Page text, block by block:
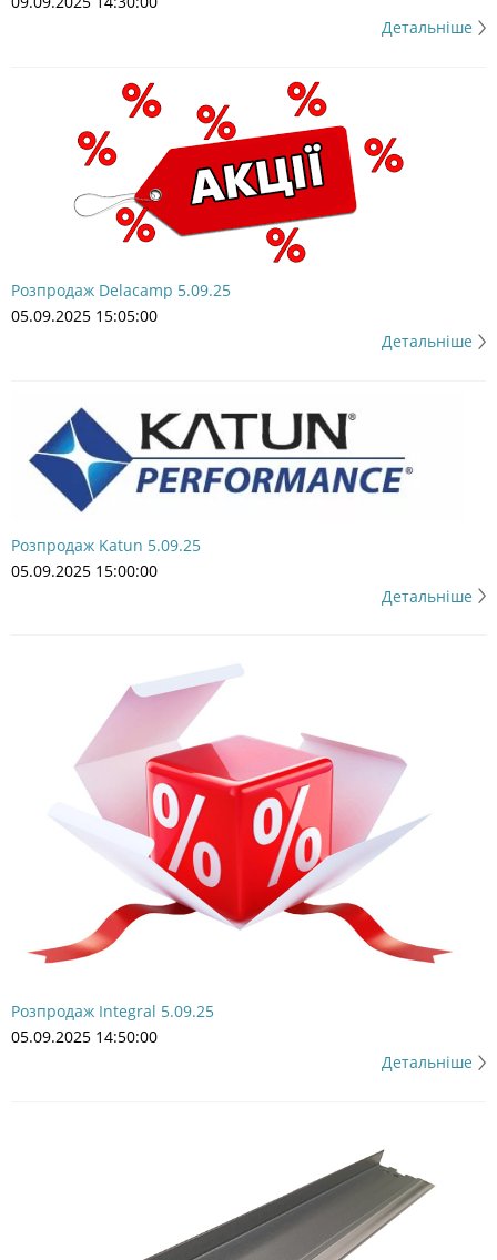
Детальніше
Розпродаж Delacamp 5.09.25
05.09.2025 15:05:00
Детальніше
Розпродаж Katun 5.09.25
05.09.2025 15:00:00
Детальніше
Розпродаж Integral 5.09.25
05.09.2025 14:50:00
Детальніше